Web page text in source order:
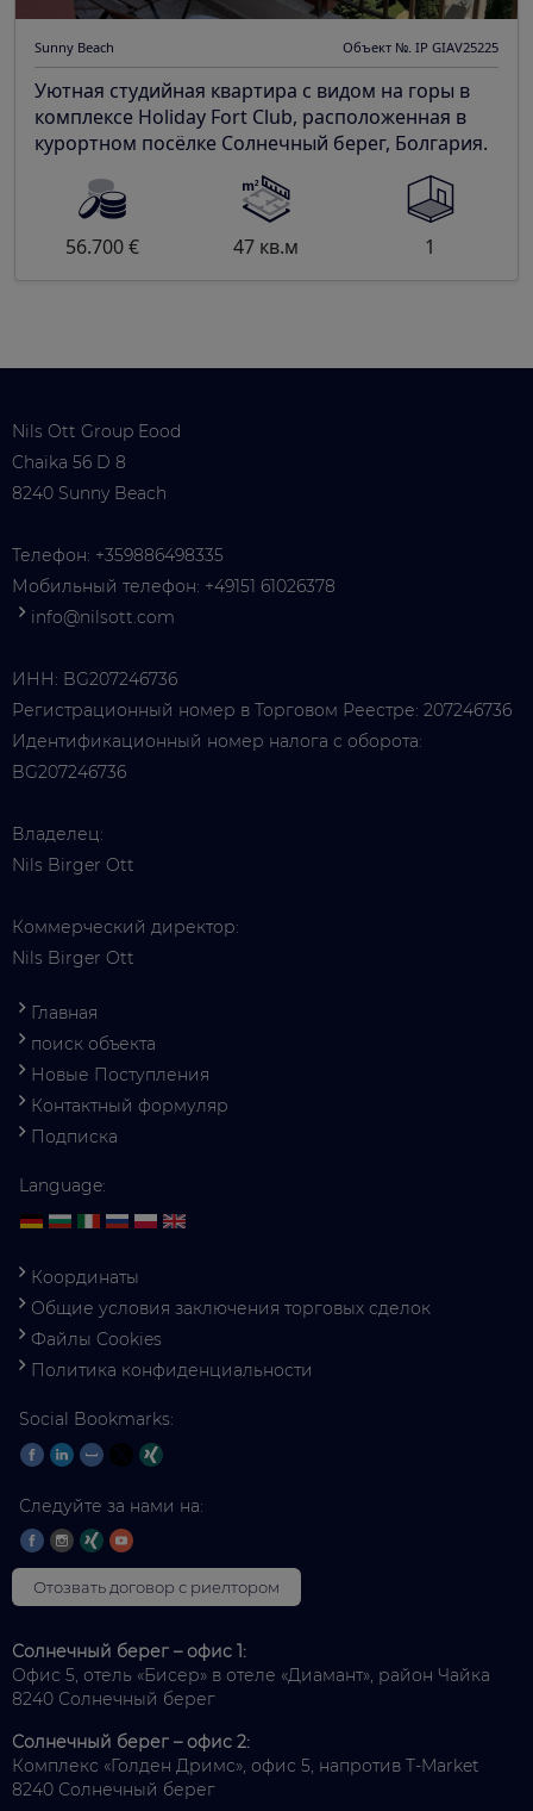
Sunny Beach Объект №. IP GIAV25225
Уютная студийная квартира с видом на горы в
комплексе Holiday Fort Club, расположенная в
курортном посёлке Солнечный берег, Болгария.
56.700 € 47 кв.м 1
Nils Ott Group Eood
Chaika 56 D 8
8240 Sunny Beach
Телефон: +359886498335
Мобильный телефон: +49151 61026378
info@nilsott.com
ИНН: BG207246736
Регистрационный номер в Торговом Реестре: 207246736
Идентификационный номер налога с оборота:
BG207246736
Владелец:
Nils Birger Ott
Коммерческий директор:
Nils Birger Ott
Главная
поиск объекта
Новые Поступления
Контактный формуляр
Подписка
Language:
Координаты
Общие условия заключения торговых сделок
Файлы Cookies
Политика конфиденциальности
Social Bookmarks:
Следуйте за нами на:
Отозвать договор с риелтором
Солнечный берег – офис 1:
Офис 5, отель «Бисер» в отеле «Диамант», район Чайка
8240 Солнечный берег
Солнечный берег – офис 2:
Комплекс «Голден Дримс», офис 5, напротив T-Market
8240 Солнечный берег